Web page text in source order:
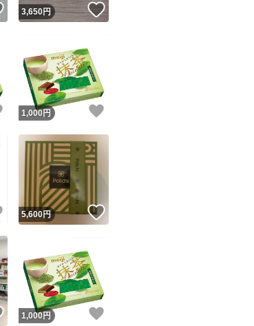
いいね！
3,650円
いいね！
1,000 円
いいね！
5,600円
いいね！
1,000 円